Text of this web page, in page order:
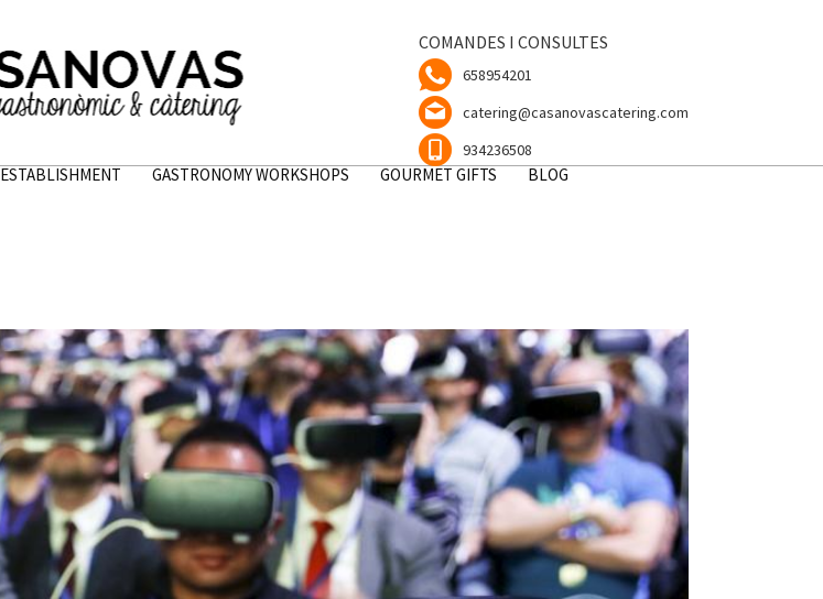
COMANDES I CONSULTES
658954201
catering@casanovascatering.com
934236508
ESTABLISHMENT GASTRONOMY WORKSHOPS GOURMET GIFTS
BLOG